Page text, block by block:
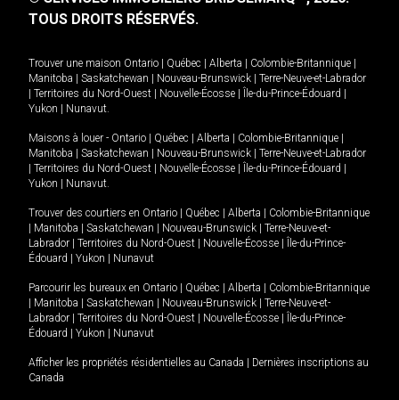
TOUS DROITS RÉSERVÉS.
Trouver une maison Ontario Québec Alberta Colombie-Britannique
Manitoba
Saskatchewan Nouveau-Brunswick
Terre-Neuve-et-Labrador
Territoires du Nord-Ouest Nouvelle-Écosse Île-du-Prince-Édouard
Yukon
Nunavut.
Maisons à louer - Ontario Québec Alberta Colombie-Britannique
Manitoba
Saskatchewan Nouveau-Brunswick
Terre-Neuve-et-Labrador
Territoires du Nord-Ouest Nouvelle-Écosse Île-du-Prince-Édouard
Yukon
Nunavut.
Trouver des courtiers en Ontario Québec Alberta
Colombie-Britannique
Manitoba Saskatchewan Nouveau-Brunswick
Terre-Neuve-et-
Labrador
Territoires du Nord-Ouest Nouvelle-Écosse
Île-du-Prince-
Édouard
Yukon Nunavut
Parcourir les bureaux en Ontario Québec Alberta
Colombie-Britannique
Manitoba Saskatchewan Nouveau-Brunswick
Terre-Neuve-et-
Labrador
Territoires du Nord-Ouest Nouvelle-Écosse
Île-du-Prince-
Édouard
Yukon Nunavut
Afficher les propriétés résidentielles au Canada
Dernières inscriptions au
Canada